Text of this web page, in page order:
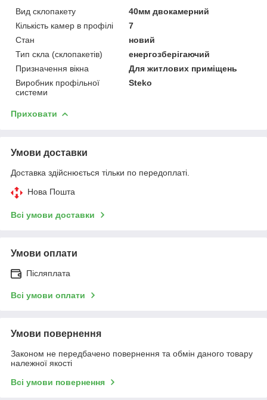
Вид склопакету
40мм двокамерний
Кількість камер в профілі
7
Стан
новий
Тип скла (склопакетів)
енергозберігаючий
Призначення вікна
Для житлових приміщень
Виробник профільної
системи
Steko
Приховати
Умови доставки
Доставка здійснюється тільки по передоплаті.
Нова Пошта
Всі умови доставки
Умови оплати
Післяплата
Всі умови оплати
Умови повернення
Законом не передбачено повернення та обмін даного товару
належної якості
Всі умови повернення